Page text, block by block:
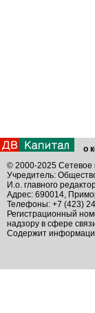
о
© 2000-2025 Сетевое
Учредитель:
И.о. главного
Адрес: 690014,
Телефоны: +7 (423)
Регистрационный
надзору в сфере
Содержит